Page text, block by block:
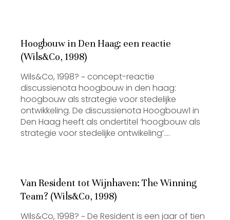
Hoogbouw in Den Haag: een reactie
(Wils&Co, 1998)
Wils&Co, 1998? ~ concept-reactie
discussienota hoogbouw in den haag:
hoogbouw als strategie voor stedelijke
ontwikkeling. De discussienota Hoogbouw1 in
Den Haag heeft als ondertitel ‘hoogbouw als
strategie voor stedelijke ontwikeling’.…
Van Resident tot Wijnhaven: The Winning
Team? (Wils&Co, 1998)
Wils&Co, 1998? ~ De Resident is een jaar of tien